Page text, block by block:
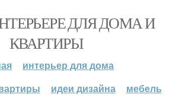
ДЛЯ ДОМА И
КВАРТИРЫ
интерьер для дома
идеи дизайна мебель